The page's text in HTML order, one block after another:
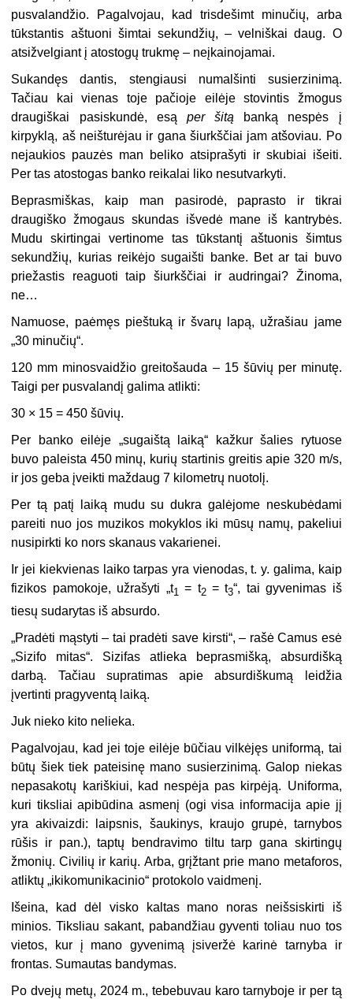
pusvalandžio. Pagalvojau, kad trisdešimt minučių, arba
tūkstantis aštuoni šimtai sekundžių, – velniškai daug. O
atsižvelgiant į atostogų trukmę – neįkainojamai.
Sukandęs dantis, stengiausi numalšinti susierzinimą.
Tačiau kai vienas toje pačioje eilėje stovintis žmogus
draugiškai pasiskundė, esą per šitą banką nespės į
kirpyklą, aš neišturėjau ir gana šiurkščiai jam atšoviau. Po
nejaukios pauzės man beliko atsiprašyti ir skubiai išeiti.
Per tas atostogas banko reikalai liko nesutvarkyti.
Beprasmiškas, kaip man pasirodė, paprasto ir tikrai
draugiško žmogaus skundas išvedė mane iš kantrybės.
Mudu skirtingai vertinome tas tūkstantį aštuonis šimtus
sekundžių, kurias reikėjo sugaišti banke. Bet ar tai buvo
priežastis reaguoti taip šiurkščiai ir audringai? Žinoma,
ne…
Namuose, paėmęs pieštuką ir švarų lapą, užrašiau jame
„30 minučių“.
120 mm minosvaidžio greitošauda – 15 šūvių per minutę.
Taigi per pusvalandį galima atlikti:
30 × 15 = 450 šūvių.
Per banko eilėje „sugaištą laiką“ kažkur šalies rytuose
buvo paleista 450 minų, kurių startinis greitis apie 320 m/s,
ir jos geba įveikti maždaug 7 kilometrų nuotolį.
Per tą patį laiką mudu su dukra galėjome neskubėdami
pareiti nuo jos muzikos mokyklos iki mūsų namų, pakeliui
nusipirkti ko nors skanaus vakarienei.
Ir jei kiekvienas laiko tarpas yra vienodas, t. y. galima, kaip
fizikos pamokoje, užrašyti „t1= t2 = t3“, tai gyvenimas iš
tiesų sudarytas iš absurdo.
„Pradėti mąstyti – tai pradėti save kirsti“, – rašė Camus esė
„Sizifo mitas“. Sizifas atlieka beprasmišką, absurdišką
darbą. Tačiau supratimas apie absurdiškumą leidžia
įvertinti pragyventą laiką.
Juk nieko kito nelieka.
Pagalvojau, kad jei toje eilėje būčiau vilkėjęs uniformą, tai
būtų šiek tiek pateisinę mano susierzinimą. Galop niekas
nepasakotų kariškiui, kad nespėja pas kirpėją. Uniforma,
kuri tiksliai apibūdina asmenį (ogi visa informacija apie jį
yra akivaizdi: laipsnis, šaukinys, kraujo grupė, tarnybos
rūšis ir pan.), taptų bendravimo tiltu tarp gana skirtingų
žmonių. Civilių ir karių. Arba, grįžtant prie mano metaforos,
atliktų „ikikomunikacinio“ protokolo vaidmenį.
Išeina, kad dėl visko kaltas mano noras neišsiskirti iš
minios. Tiksliau sakant, pabandžiau gyventi toliau nuo tos
vietos, kur į mano gyvenimą įsiveržė karinė tarnyba ir
frontas. Sumautas bandymas.
Po dvejų metų, 2024 m., tebebuvau karo tarnyboje ir per tą